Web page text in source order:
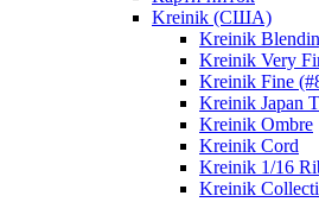
Kreinik (США)
Kreinik
Kreinik Very
Kreinik Fine
Kreinik Japan
Kreinik Ombre
Kreinik Cord
Kreinik 1/16
Kreinik